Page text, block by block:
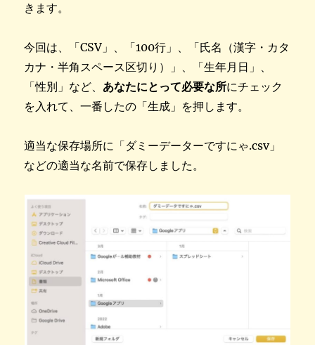
きます。
今回は、「CSV」、「100行」、「氏名（漢字・カタ
カナ・半角スペース区切り）」、「生年月日」、
「性別」など、 あなたにとって必要な所にチェック
を入れて、一番したの「生成」を押します。
適当な保存場所に「ダミーデーターですにゃ.csv」
などの適当な名前で保存しました。